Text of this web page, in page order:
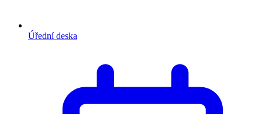
Úřední deska